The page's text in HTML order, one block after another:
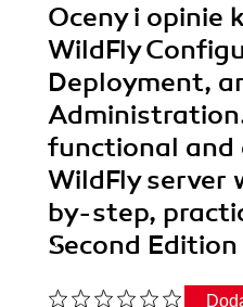
Oceny i opinie
WildFly
Deployment,
functional
WildFly server
by-step,
Second Edition